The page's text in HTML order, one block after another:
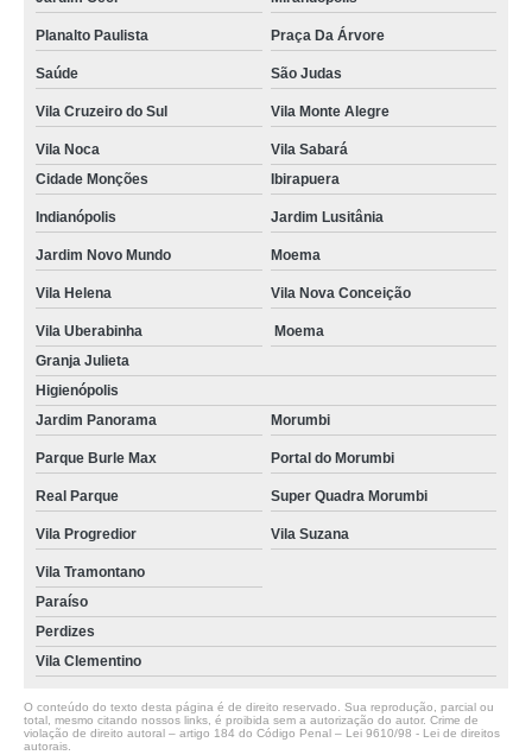
Planalto Paulista Praça Da Árvore
Saúde São Judas
Vila Cruzeiro do Sul Vila Monte Alegre
Vila Noca
Vila Sabará
Cidade Monções
Ibirapuera
Indianópolis Jardim Lusitânia
Jardim Novo Mundo Moema
Vila Helena Vila Nova Conceição
Vila Uberabinha
Moema
Granja Julieta
Higienópolis
Jardim Panorama
Morumbi
Parque Burle Max Portal do Morumbi
Real Parque Super Quadra Morumbi
Vila Progredior Vila Suzana
Vila Tramontano
Paraíso
Perdizes
Vila Clementino
O conteúdo do texto desta página é de direito reservado. Sua reprodução, parcial ou
total, mesmo citando nossos links, é proibida sem a autorização do autor. Crime de
violação de direito autoral – artigo 184 do Código Penal – Lei 9610/98 - Lei de direitos
autorais